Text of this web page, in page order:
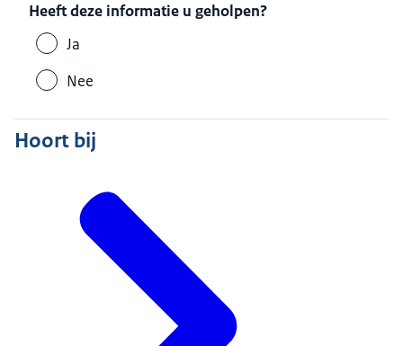
Heeft deze informatie u geholpen?
Ja
Nee
Hoort bij